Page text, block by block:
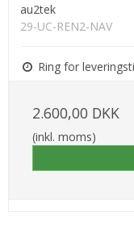
au2tek
29-UC-REN2-NAV
Ring for
2.600,00 DKK
(inkl. moms)